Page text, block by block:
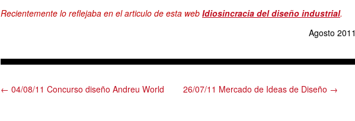
Recientemente lo reflejaba en el articulo de esta web Idiosincracia del diseño industrial.
Agosto 2011
← 04/08/11 Concurso diseño Andreu World 26/07/11 Mercado de Ideas de Diseño →